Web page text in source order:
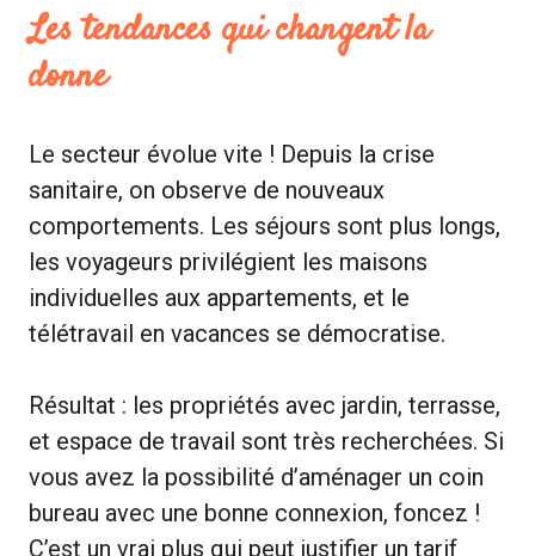
Les tendances qui changent la
donne
Le secteur évolue vite ! Depuis la crise
sanitaire, on observe de nouveaux
comportements. Les séjours sont plus longs,
les voyageurs privilégient les maisons
individuelles aux appartements, et le
télétravail en vacances se démocratise.
Résultat : les propriétés avec jardin, terrasse,
et espace de travail sont très recherchées. Si
vous avez la possibilité d’aménager un coin
bureau avec une bonne connexion, foncez !
C’est un vrai plus qui peut justifier un tarif